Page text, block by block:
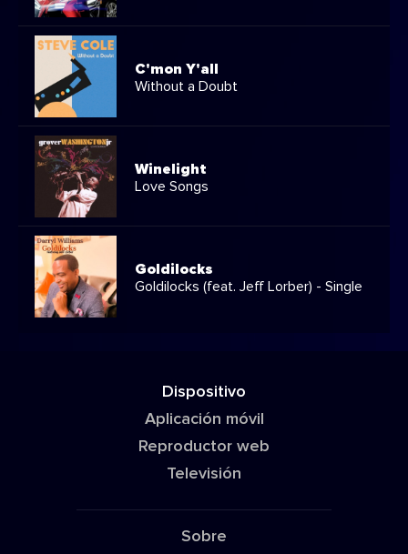
C'mon Y'all
Without a Doubt
Winelight
Love Songs
Goldilocks
Goldilocks (feat. Jeff Lorber) - Single
Dispositivo
Aplicación móvil
Reproductor web
Televisión
Sobre